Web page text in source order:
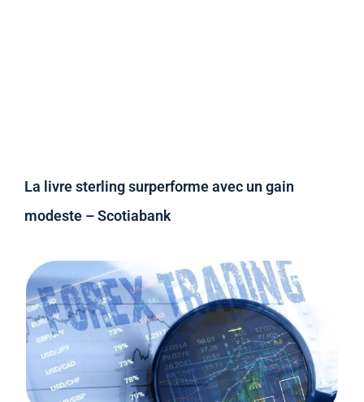
La livre sterling surperforme avec un gain
modeste – Scotiabank